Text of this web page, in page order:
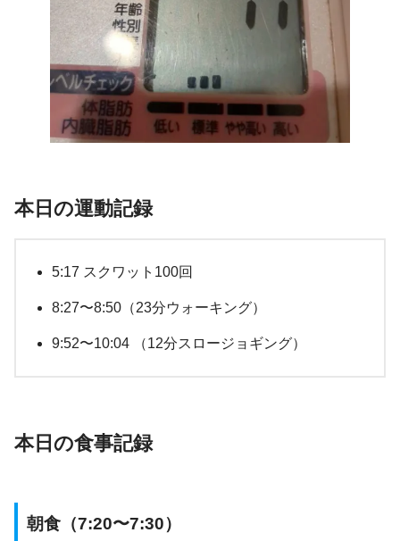
本日の運動記録
5:17 スクワット100回
8:27〜8:50（23分ウォーキング）
9:52〜10:04 （12分スロージョギング）
本日の食事記録
朝食（7:20〜7:30）